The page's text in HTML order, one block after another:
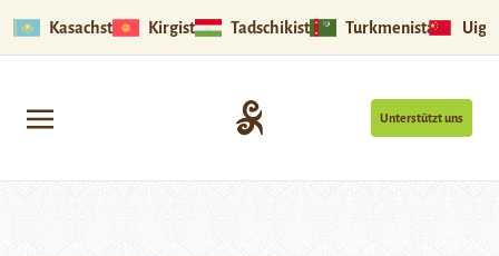
Kasachstan Kirgistan Tadschikistan Turkmenistan
Unterstützt uns